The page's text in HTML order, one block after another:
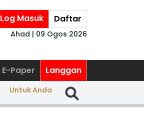
Log Masuk Daftar
Ahad | 09 Ogos 2026
E-Paper Langgan
Untuk Anda